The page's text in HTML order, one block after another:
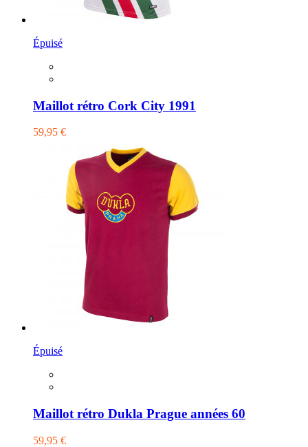
Épuisé
Maillot rétro Cork City 1991
59,95 €
Épuisé
Maillot rétro Dukla Prague années 60
59,95 €